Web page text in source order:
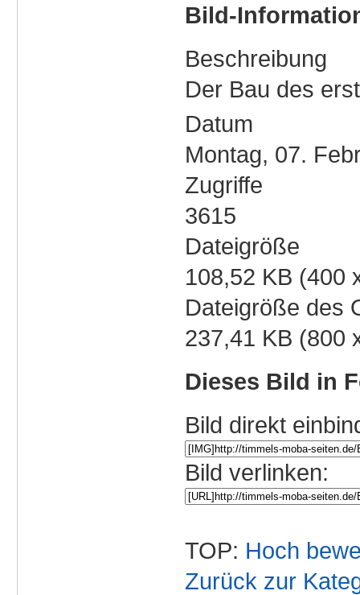
Bild-
Beschreibung
Der Bau des
Datum
Montag, 07.
Zugriffe
3615
Dateigröße
108,52 KB (400
Dateigröße des
237,41 KB (800
Dieses Bild in
Bild direkt
Bild verlinken:
TOP: Hoch
Zurück zur